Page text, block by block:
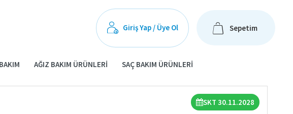
Giriş Yap / Üye Ol Sepetim
AĞIZ BAKIM ÜRÜNLERI SAÇ BAKIM ÜRÜNLERI
SKT 30.11.2028